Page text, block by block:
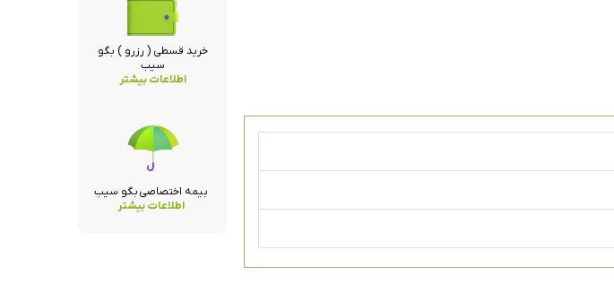
خرید قسطی ( رزرو ) بگو
سیب
اطلاعات بیشتر
بیمه اختصاصی بگو سیب
اطلاعات بیشتر